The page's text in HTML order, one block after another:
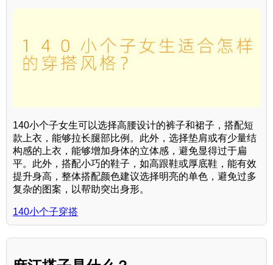
140小个子女生可以选择高腰设计的裤子和裙子，搭配短
款上衣，能够拉长腿部比例。此外，选择垫肩或有少量结
构感的上衣，能够增加身体的立体感，避免显得过于扁
平。此外，搭配小巧的鞋子，如高跟鞋或厚底鞋，能有效
提升身高，整体搭配颜色建议选择明亮的单色，避免过多
复杂的图案，以帮助突出身形。
140小个子穿搭